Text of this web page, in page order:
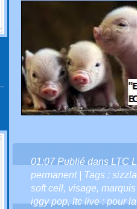
01:07 Publié dans LTC
permanent| Tags : sizzla
soft cell, visage,
iggy pop,ltc live : pour